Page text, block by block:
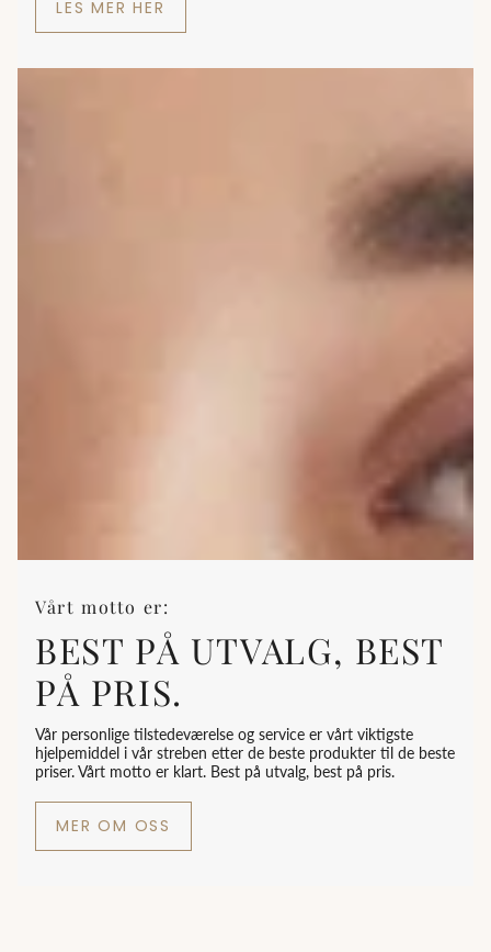
LES MER HER
Vårt motto er:
BEST PÅ UTVALG, BEST
PÅ PRIS.
Vår personlige tilstedeværelse og service er vårt viktigste
hjelpemiddel i vår streben etter de beste produkter til de beste
priser. Vårt motto er klart. Best på utvalg, best på pris.
MER OM OSS